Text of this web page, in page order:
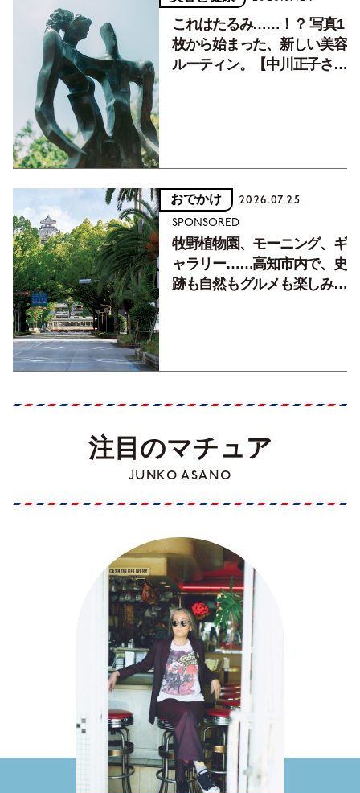
これはたるみ……！？ 写真1
枚から始まった、新しい美容
ルーティン。【中川正子さん
おでかけ 2026.07.25
SPONSORED
牧野植物園、モーニング、ギ
ャラリー……高知市内で、史
跡も自然もグルメも楽しみ尽
注目のマチュア
JUNKO ASANO